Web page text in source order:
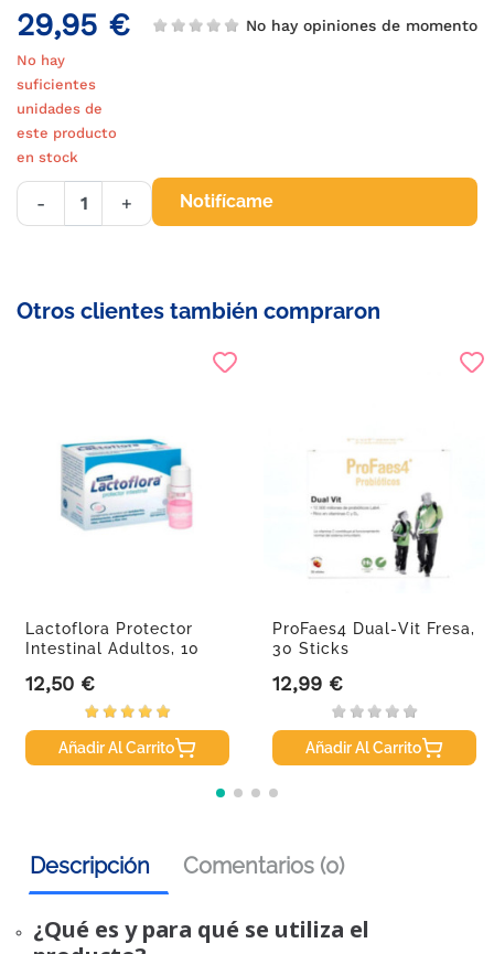
29,95 € No hay opiniones de momento
No hay
suficientes
unidades de
este producto
en stock
- + Notifícame
Otros clientes también compraron
Lactoflora Protector
Intestinal Adultos, 10
Precio
12,50 €
Añadir Al Carrito
ProFaes4 Dual-Vit Fresa,
30 Sticks
Precio
12,99 €
Añadir Al Carrito
Descripción Comentarios (0)
¿Qué es y para qué se utiliza el